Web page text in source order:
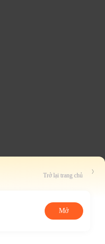
Trở lại trang chủ
Mở